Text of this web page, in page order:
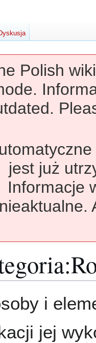
Polish
jest już
Informacje
nieaktualne.
:
i
jej